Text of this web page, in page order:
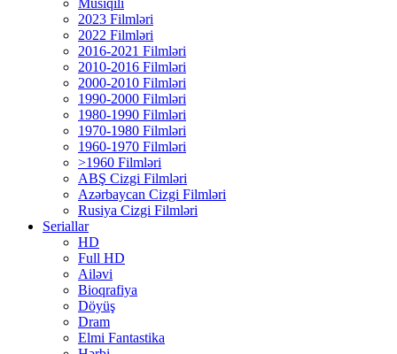
Musiqili
2023 Filmləri
2022 Filmləri
2016-2021 Filmləri
2010-2016 Filmləri
2000-2010 Filmləri
1990-2000 Filmləri
1980-1990 Filmləri
1970-1980 Filmləri
1960-1970 Filmləri
>1960 Filmləri
ABŞ Cizgi Filmləri
Azərbaycan Cizgi Filmləri
Rusiya Cizgi Filmləri
Seriallar
HD
Full HD
Ailəvi
Bioqrafiya
Döyüş
Dram
Elmi Fantastika